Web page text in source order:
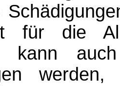
für die
kann